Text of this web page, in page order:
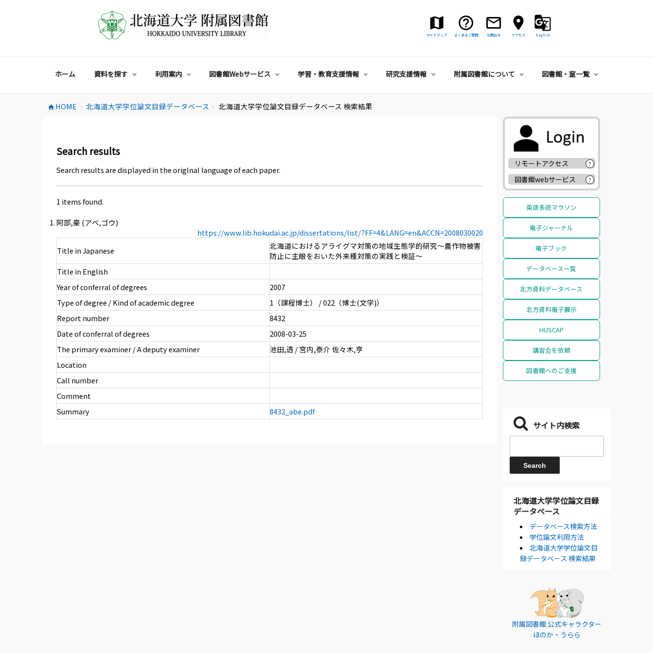
サイトマップ よくあるご質問 お問合せ アクセス English
ホーム 資料を探す 利用案内 図書館Webサービス 学習・教育支援情報 研究支援情報 附属図書館について 図書館・室一覧
home HOME chevron_right 北海道大学学位論文目録データベース chevron_right 北海道大学学位論文目録データベース 検索結果
Search results
Search results are displayed in the origlnal language of each paper.
1 items found.
阿部,豪 (アベ,ゴウ)
https://www.lib.hokudai.ac.jp/dissertations/list/?FF=4&LANG=en&ACCN=2008030020
Title in Japanese
北海道におけるアライグマ対策の地域生態学的研究～農作物被害
防止に主眼をおいた外来種対策の実践と検証～
Title in English
Year of conferral of degrees
2007
Type of degree / Kind of academic degree
1（課程博士） / 022（博士(文学)）
Report number
8432
Date of conferral of degrees
2008-03-25
The primary examiner / A deputy examiner
池田,透 / 宮内,泰介 佐々木,亨
Location
Call number
Comment
Summary
8432_abe.pdf
リモートアクセス ?
図書館webサービス ?
英語多読マラソン
電子ジャーナル
電子ブック
データベース一覧
北方資料データベース
北方資料電子展示
HUSCAP
講習会を依頼
図書館へのご支援
サイト内検索
北海道大学学位論文目録
データベース
データベース検索方法
学位論文利用方法
北海道大学学位論文目
録データベース 検索結果
附属図書館 公式キャラクター
ほのか・うらら